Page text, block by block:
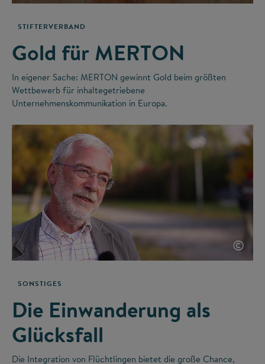
STIFTERVERBAND
Gold für MERTON
In eigener Sache: MERTON gewinnt Gold beim größten
Wettbewerb für inhaltegetriebene
Unternehmenskommunikation in Europa.
©
SONSTIGES
Die Einwanderung als
Glücksfall
Die Integration von Flüchtlingen bietet die große Chance,